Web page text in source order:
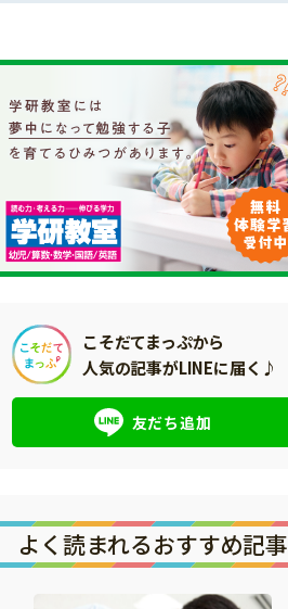
こそだてまっぷから
人気の記事がLINEに届く♪
友だち追加
よく読まれるおすすめ記事